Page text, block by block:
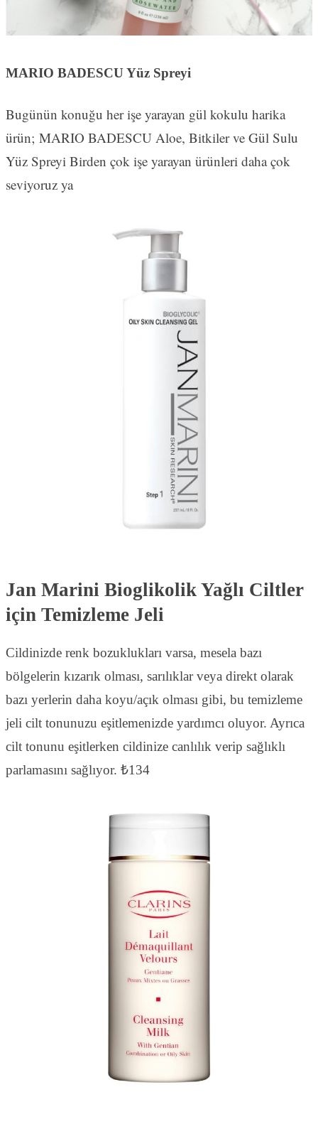
MARIO BADESCU Yüz Spreyi
Bugünün konuğu her işe yarayan gül kokulu harika
ürün; MARIO BADESCU Aloe, Bitkiler ve Gül Sulu
Yüz Spreyi Birden çok işe yarayan ürünleri daha çok
seviyoruz ya
Jan Marini Bioglikolik Yağlı Ciltler
için Temizleme Jeli
Cildinizde renk bozuklukları varsa, mesela bazı
bölgelerin kızarık olması, sarılıklar veya direkt olarak
bazı yerlerin daha koyu/açık olması gibi, bu temizleme
jeli cilt tonunuzu eşitlemenizde yardımcı oluyor. Ayrıca
cilt tonunu eşitlerken cildinize canlılık verip sağlıklı
parlamasını sağlıyor. ₺134